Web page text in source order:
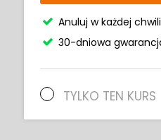
Anuluj w każdej chwili
30-dniowa
TYLKO TEN KURS